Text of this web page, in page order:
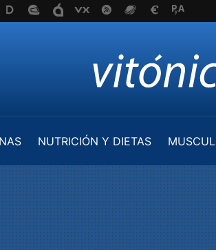
NUTRICIÓN Y DIETAS